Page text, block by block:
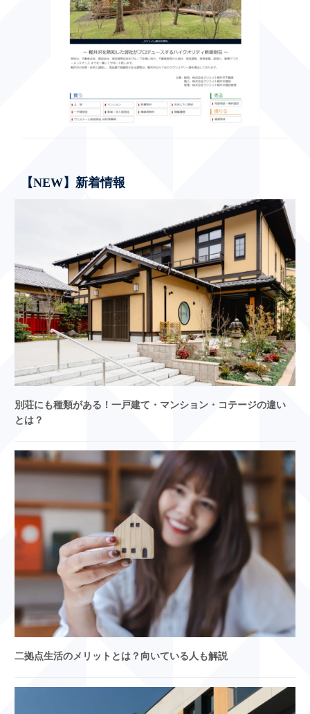
【NEW】新着情報
別荘にも種類がある！一戸建て・マンション・コテージの違い
とは？
二拠点生活のメリットとは？向いている人も解説